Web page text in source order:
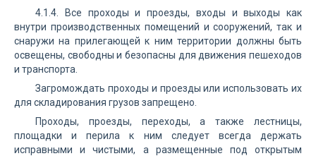
4.1.4. Все проходы и проезды, входы и выходы как
внутри производственных помещений и сооружений, так и
снаружи на прилегающей к ним территории должны быть
освещены, свободны и безопасны для движения пешеходов
и транспорта.
Загромождать проходы и проезды или использовать их
для складирования грузов запрещено.
Проходы, проезды, переходы, а также лестницы,
площадки и перила к ним следует всегда держать
исправными и чистыми, а размещенные под открытым